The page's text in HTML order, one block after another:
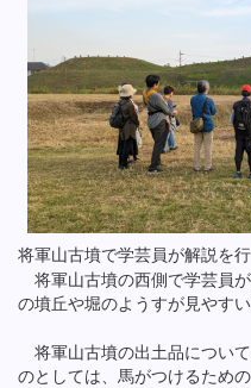
将軍山古墳で学芸員が解説を行
将軍山古墳の西側で学芸員
の墳丘や堀のようすが見やすい
将軍山古墳の出土品につい
のとしては、馬がつけるため